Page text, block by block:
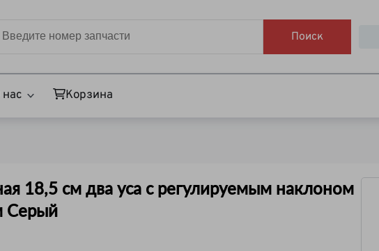
Поиск
Корзина
18,5 см два уса с регулируемым наклоном
Серый